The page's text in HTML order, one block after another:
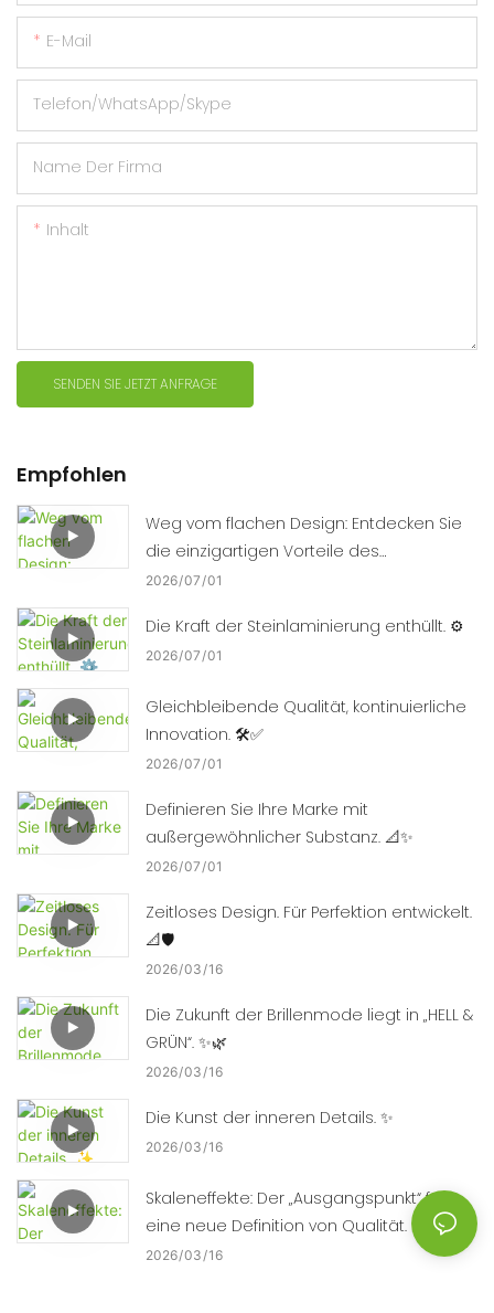
E-Mail
Telefon/WhatsApp/Skype
Name Der Firma
Inhalt
SENDEN SIE JETZT ANFRAGE
Empfohlen
Weg vom flachen Design: Entdecken Sie
die einzigartigen Vorteile des
Thermoformens. 🛠️📈
2026 07 01
Die Kraft der Steinlaminierung enthüllt. ⚙️
2026 07 01
Gleichbleibende Qualität, kontinuierliche
Innovation. 🛠️✅
2026 07 01
Definieren Sie Ihre Marke mit
außergewöhnlicher Substanz. 📐✨
2026 07 01
Zeitloses Design. Für Perfektion entwickelt.
📐🛡️
2026 03 16
Die Zukunft der Brillenmode liegt in „HELL &
GRÜN“. ✨🌿
2026 03 16
Die Kunst der inneren Details. ✨
2026 03 16
Skaleneffekte: Der „Ausgangspunkt“ für
eine neue Definition von Qualität. ⚡⚙️
2026 03 16